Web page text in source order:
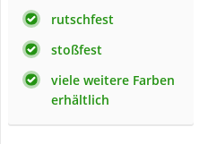
rutschfest
stoßfest
viele weitere Farben
erhältlich